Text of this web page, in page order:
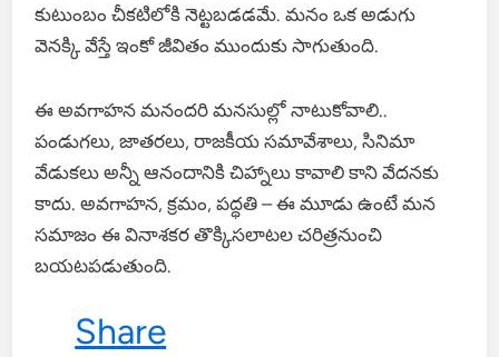
కుటుంబం చీకటిలోకి నెట్టబడడమే. మనం ఒక అడుగు
వెనక్కి వేస్తే ఇంకో జీవితం ముందుకు సాగుతుంది.
ఈ అవగాహన మనందరి మనసుల్లో నాటుకోవాలి..
పండుగలు, జాతరలు, రాజకీయ సమావేశాలు, సినిమా
వేడుకలు అన్నీ ఆనందానికి చిహ్నాలు కావాలి కాని వేదనకు
కాదు. అవగాహన, క్రమం, పద్ధతి – ఈ మూడు ఉంటే మన
సమాజం ఈ వినాశకర తొక్కిసలాటల చరిత్రనుంచి
బయటపడుతుంది.
Share